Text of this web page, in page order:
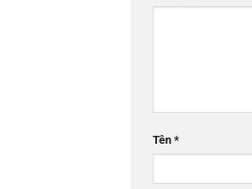
Tên *